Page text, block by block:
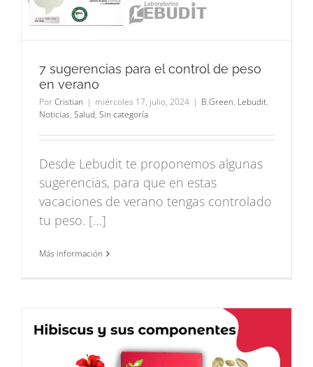
7 sugerencias para el control de peso
en verano
PorCristian | miércoles 17, julio, 2024 | B.Green, Lebudit,
Noticias, Salud, Sin categoría
Desde Lebudit te proponemos algunas
sugerencias, para que en estas
vacaciones de verano tengas controlado
tu peso. […]
Más información